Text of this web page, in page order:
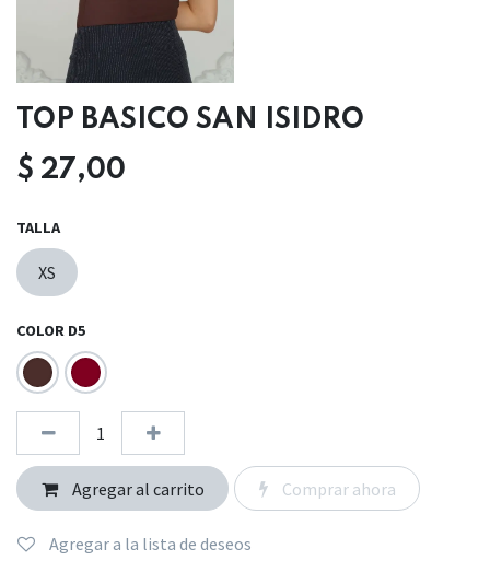
TOP BASICO SAN ISIDRO
$ 27,00
TALLA
XS
COLOR D5
Agregar al carrito Comprar ahora
Agregar a la lista de deseos